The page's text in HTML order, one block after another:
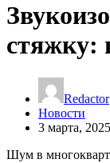
стяжку:
Redactor
Новости
3 марта, 2025
Шум в